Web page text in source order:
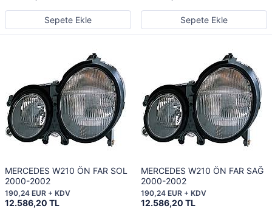
Sepete Ekle Sepete Ekle
MERCEDES W210 ÖN FAR SOL
2000-2002
12.586,20 TL
190,24 EUR + KDV
MERCEDES W210 ÖN FAR SAĞ
2000-2002
12.586,20 TL
190,24 EUR + KDV